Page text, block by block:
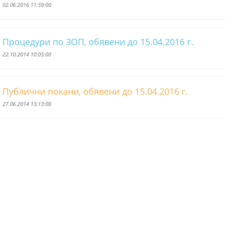
02.06.2016 11:59:00
Процедури по ЗОП, обявени до 15.04.2016 г.
22.10.2014 10:05:00
Публични покани, обявени до 15.04.2016 г.
27.06.2014 13:13:00